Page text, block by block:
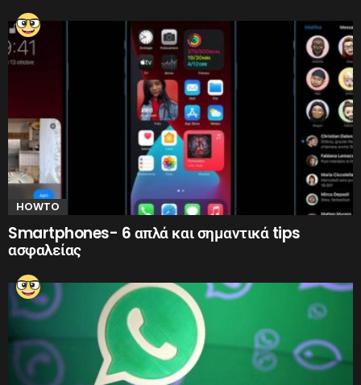
HOWTO
Smartphones- 6 απλά και σημαντικά tips
ασφαλείας